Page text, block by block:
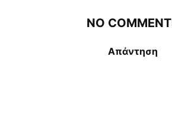
NO
Απάντηση